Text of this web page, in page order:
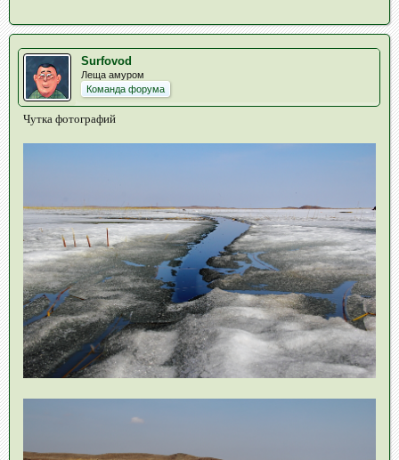
Surfovod
Леща амуром
Команда форума
Чутка фотографий